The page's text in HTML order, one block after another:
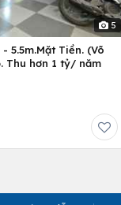
5
5.5m.Mặt Tiền. (Võ
Thu hơn 1 tỷ/ năm